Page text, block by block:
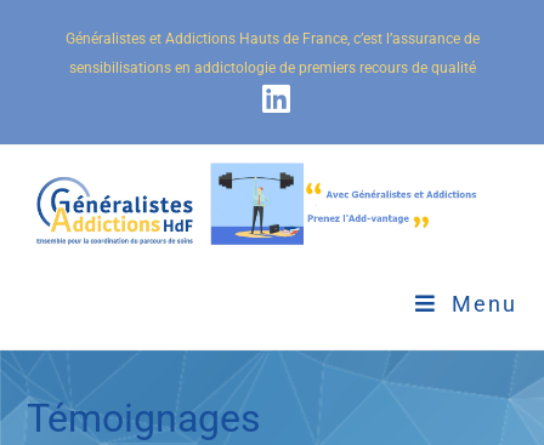
Généralistes et Addictions Hauts de France, c’est l’assurance de
sensibilisations en addictologie de premiers recours de qualité
Menu
Témoignages